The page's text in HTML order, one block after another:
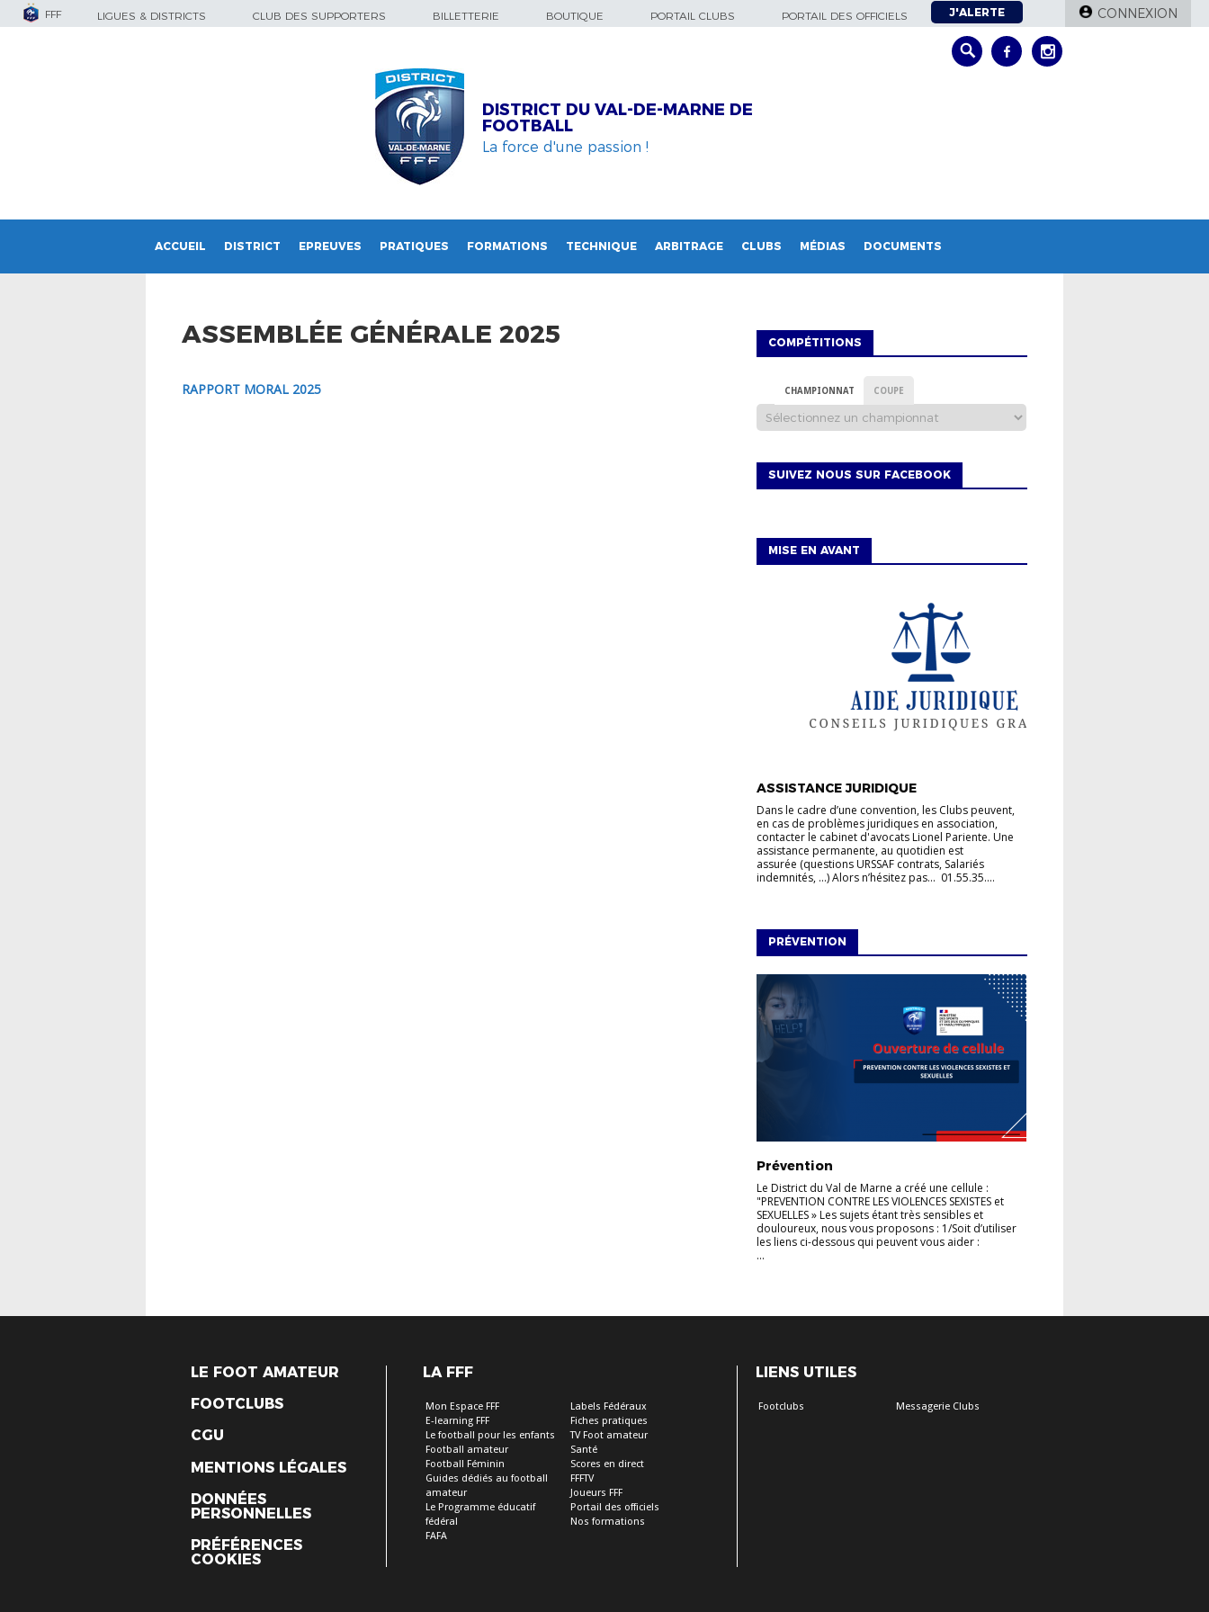
FFF LIGUES & DISTRICTS CLUB DES SUPPORTERS BILLETTERIE BOUTIQUE PORTAIL CLUBS PORTAIL DES OFFICIELS J'ALERTE CONNEXION
DISTRICT DU VAL-DE-MARNE DE
FOOTBALL
La force d'une passion !
ACCUEIL DISTRICT EPREUVES PRATIQUES FORMATIONS TECHNIQUE ARBITRAGE CLUBS MÉDIAS DOCUMENTS
ASSEMBLÉE GÉNÉRALE 2025
RAPPORT MORAL 2025
COMPÉTITIONS
CHAMPIONNAT COUPE
SUIVEZ NOUS SUR FACEBOOK
MISE EN AVANT
ASSISTANCE JURIDIQUE
Dans le cadre d’une convention, les Clubs peuvent,
en cas de problèmes juridiques en association,
contacter le cabinet d'avocats Lionel Pariente. Une
assistance permanente, au quotidien est
assurée (questions URSSAF contrats, Salariés
indemnités, ...) Alors n’hésitez pas... 01.55.35....
PRÉVENTION
Prévention
Le District du Val de Marne a créé une cellule :
"PREVENTION CONTRE LES VIOLENCES SEXISTES et
SEXUELLES » Les sujets étant très sensibles et
douloureux, nous vous proposons : 1/Soit d’utiliser
les liens ci-dessous qui peuvent vous aider :
...
LE FOOT AMATEUR
FOOTCLUBS
CGU
MENTIONS LÉGALES
DONNÉES
PERSONNELLES
PRÉFÉRENCES
COOKIES
LA FFF
Mon Espace FFF
E-learning FFF
Le football pour les enfants
Football amateur
Football Féminin
Guides dédiés au football
amateur
Le Programme éducatif
fédéral
FAFA
Labels Fédéraux
Fiches pratiques
TV Foot amateur
Santé
Scores en direct
FFFTV
Joueurs FFF
Portail des officiels
Nos formations
LIENS UTILES
Footclubs Messagerie Clubs